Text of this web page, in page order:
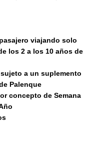
viajando solo
los 2 a los 10 años de
a un suplemento
Palenque
concepto de Semana